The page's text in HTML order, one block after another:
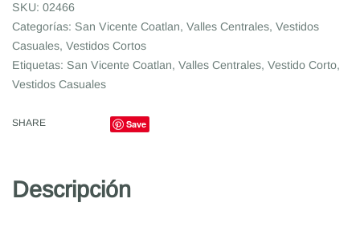
02466
Categorías: San Vicente Coatlan, Valles Centrales, Vestidos
Casuales, Vestidos Cortos
Etiquetas: San Vicente Coatlan, Valles Centrales, Vestido Corto,
Vestidos Casuales
SHARE Save
Descripción